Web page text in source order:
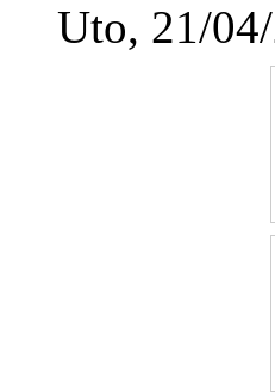
Uto, 21/